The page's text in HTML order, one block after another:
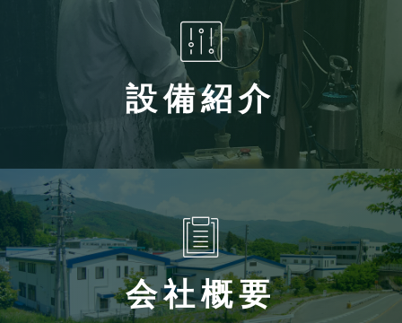
設備紹介
会社概要